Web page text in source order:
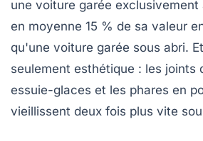
une voiture garée
en moyenne 15 % de sa valeur
qu'une voiture garée sous abri.
seulement esthétique : les joints
essuie-glaces et les phares en
vieillissent deux fois plus vite